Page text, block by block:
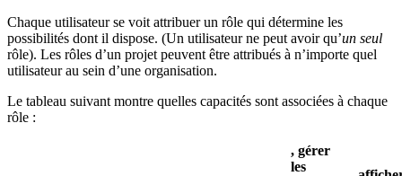
Chaque utilisateur se voit attribuer un rôle qui détermine les
possibilités dont il dispose. (Un utilisateur ne peut avoir qu’un seul
rôle). Les rôles d’un projet peuvent être attribués à n’importe quel
utilisateur au sein d’une organisation.
Le tableau suivant montre quelles capacités sont associées à chaque
rôle :
, gérer
les